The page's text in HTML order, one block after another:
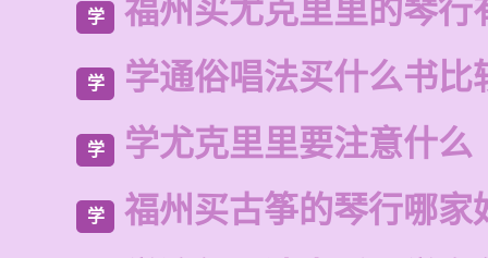
学 福州买尤克里里的琴行
学 学通俗唱法买什么书比
学 学尤克里里要注意什么
学
福州买古筝的琴行哪家